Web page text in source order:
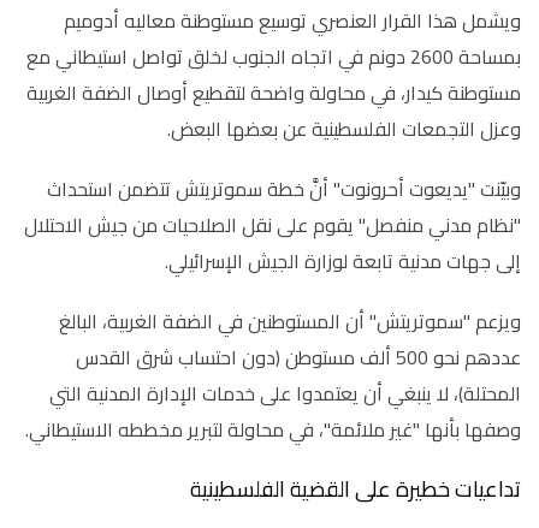
ويشمل هذا القرار العنصري توسيع مستوطنة معاليه أدوميم
بمساحة 2600 دونم في اتجاه الجنوب لخلق تواصل استيطاني مع
مستوطنة كيدار، في محاولة واضحة لتقطيع أوصال الضفة الغربية
وعزل التجمعات الفلسطينية عن بعضها البعض.
وبيّنت "يديعوت أحرونوت" أنَّ خطة سموتريتش تتضمن استحداث
"نظام مدني منفصل" يقوم على نقل الصلاحيات من جيش الاحتلال
إلى جهات مدنية تابعة لوزارة الجيش الإسرائيلي.
ويزعم "سموتريتش" أن المستوطنين في الضفة الغربية، البالغ
عددهم نحو 500 ألف مستوطن (دون احتساب شرق القدس
المحتلة)، لا ينبغي أن يعتمدوا على خدمات الإدارة المدنية التي
وصفها بأنها "غير ملائمة"، في محاولة لتبرير مخططه الاستيطاني.
تداعيات خطيرة على القضية الفلسطينية